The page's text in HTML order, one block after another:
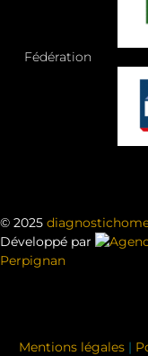
Fédération
© 2025
Développé par
Perpignan
Mentions légales|